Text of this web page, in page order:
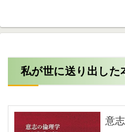
私が世に送り出した
意